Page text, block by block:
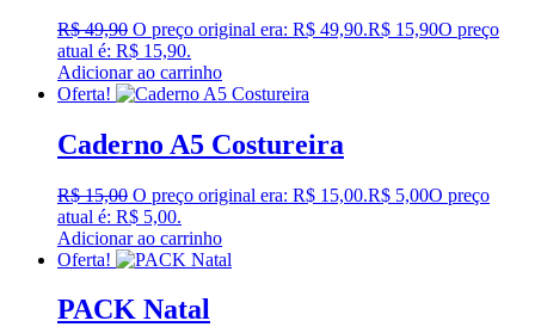
R$49,90 O preço original era: R$ 49,90.R$ 15,90O preço
atual é: R$ 15,90.
Adicionar ao carrinho
Oferta!
Caderno A5 Costureira
R$15,00 O preço original era: R$ 15,00.R$ 5,00O preço
atual é: R$ 5,00.
Adicionar ao carrinho
Oferta!
PACK Natal